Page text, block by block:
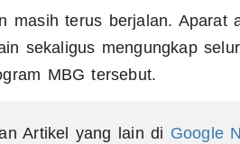
masih terus berjalan. Aparat
sekaligus mengungkap
MBG tersebut.
Artikel yang lain di Google